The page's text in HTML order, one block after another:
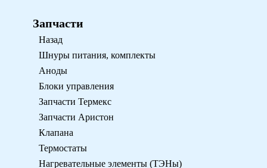
Запчасти
Назад
Шнуры питания, комплекты
Аноды
Блоки управления
Запчасти Термекс
Запчасти Аристон
Клапана
Термостаты
Нагревательные элементы (ТЭНы)